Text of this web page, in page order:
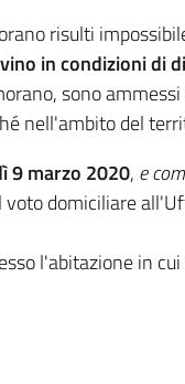
risulti
in condizioni di
sono ammessi
nell'ambito del
9 marzo 2020, e
domiciliare
l'abitazione in